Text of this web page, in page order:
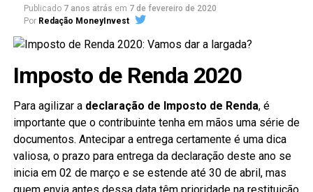
Publicado 7 anos atrás em 7 de fevereiro de 2020
Por Redação MoneyInvest
Imposto de Renda 2020
Para agilizar a declaração de Imposto de Renda, é
importante que o contribuinte tenha em mãos uma série de
documentos. Antecipar a entrega certamente é uma dica
valiosa, o prazo para entrega da declaração deste ano se
inicia em 02 de março e se estende até 30 de abril, mas